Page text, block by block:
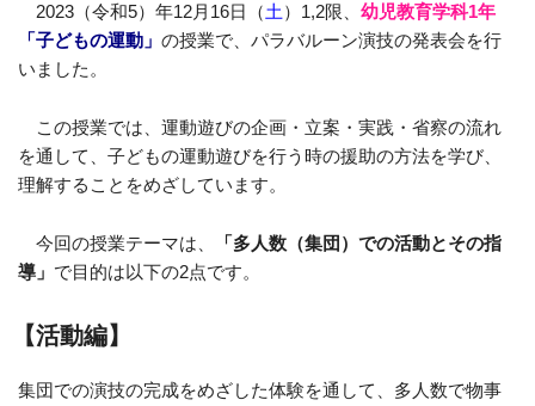
2023（令和5）年12月16日（土 ）1,2限、 幼児教育学科1年
「子どもの運動」 の授業で、パラバルーン演技の発表会を行
いました。
この授業では、運動遊びの企画・立案・実践・省察の流れ
を通して、子どもの運動遊びを行う時の援助の方法を学び、
理解することをめざしています。
今回の授業テーマは、
「多人数（集団）での活動とその指
導」 で目的は以下の2点です。
【活動編】
集団での演技の完成をめざした体験を通して、多人数で物事